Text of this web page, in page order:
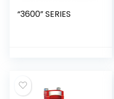
“3600” SERIES